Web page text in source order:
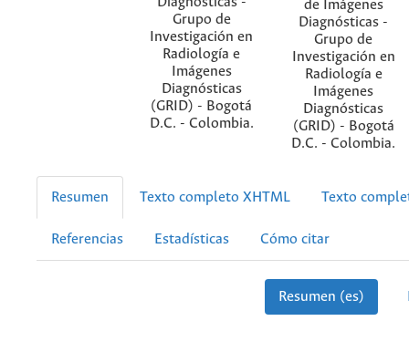
Grupo de
Investigación en
Radiología e
Imágenes
Diagnósticas
(GRID) - Bogotá
D.C. - Colombia.
de Imágenes
Diagnósticas -
Grupo de
Investigación en
Radiología e
Imágenes
Diagnósticas
(GRID) - Bogotá
D.C. - Colombia.
Resumen Texto completo XHTML Texto
Referencias Estadísticas Cómo citar
Resumen (es)